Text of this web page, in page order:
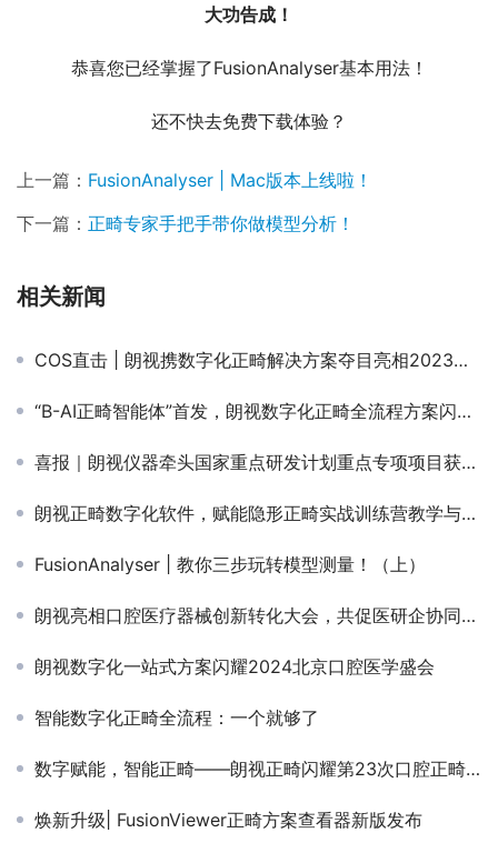
大功告成！
恭喜您已经掌握了FusionAnalyser基本用法！
还不快去免费下载体验？
上一篇： FusionAnalyser | Mac版本上线啦！
下一篇： 正畸专家手把手带你做模型分析！
相关新闻
COS直击 | 朗视携数字化正畸解决方案夺目亮相2023正畸年会
“B-AI正畸智能体”首发，朗视数字化正畸全流程方案闪耀COS 2025！
喜报｜朗视仪器牵头国家重点研发计划重点专项项目获立项支持
朗视正畸数字化软件，赋能隐形正畸实战训练营教学与临床应用
FusionAnalyser | 教你三步玩转模型测量！（上）
朗视亮相口腔医疗器械创新转化大会，共促医研企协同发展
朗视数字化一站式方案闪耀2024北京口腔医学盛会
智能数字化正畸全流程：一个就够了
数字赋能，智能正畸——朗视正畸闪耀第23次口腔正畸学术会
焕新升级| FusionViewer正畸方案查看器新版发布